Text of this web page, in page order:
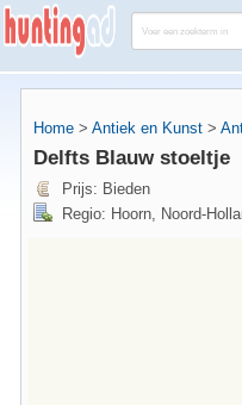
Home > Antiek en Kunst >
Delfts Blauw stoeltje
Prijs: Bieden
Regio: Hoorn, Noord-